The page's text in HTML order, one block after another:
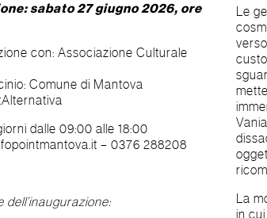
sabato 27 giugno 2026, ore
con: Associazione Culturale
Comune di Mantova
dalle 09:00 alle 18:00
– 0376 288208
dell’inaugurazione:
Le
La
in